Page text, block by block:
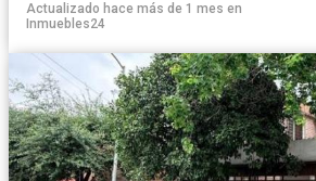
Actualizado hace más de 1 mes en
Inmuebles24